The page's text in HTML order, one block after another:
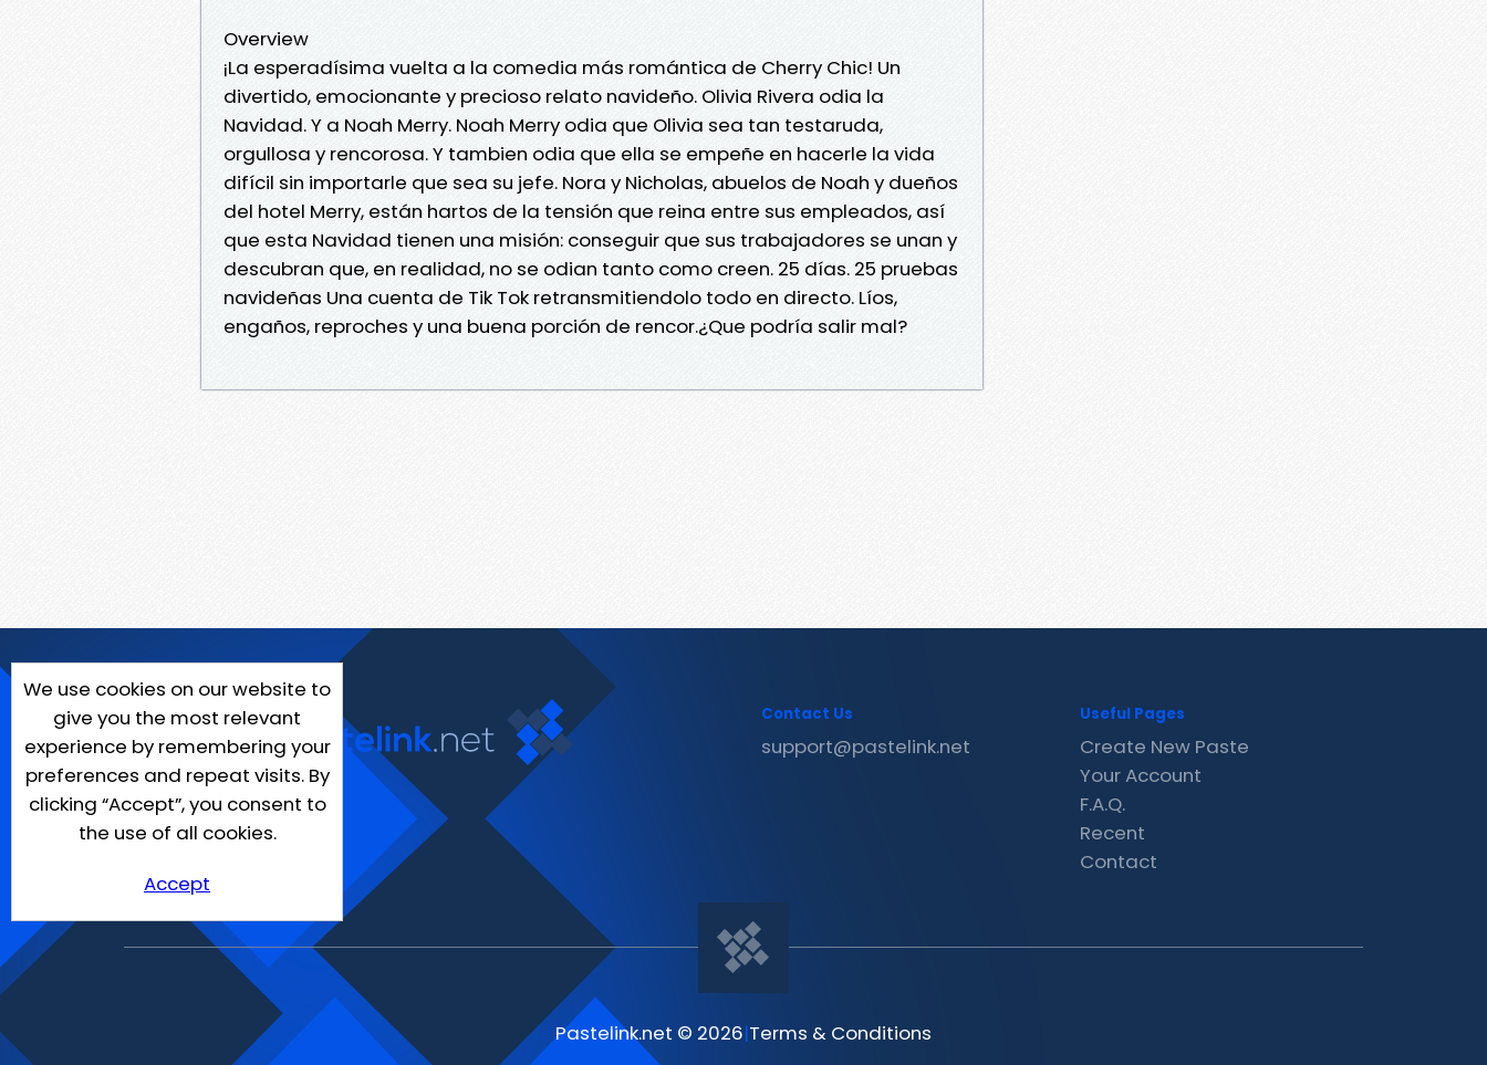
Overview
¡La esperadísima vuelta a la comedia más romántica de Cherry Chic! Un
divertido, emocionante y precioso relato navideño. Olivia Rivera odia la
Navidad. Y a Noah Merry. Noah Merry odia que Olivia sea tan testaruda,
orgullosa y rencorosa. Y tambien odia que ella se empeñe en hacerle la vida
difícil sin importarle que sea su jefe. Nora y Nicholas, abuelos de Noah y dueños
del hotel Merry, están hartos de la tensión que reina entre sus empleados, así
que esta Navidad tienen una misión: conseguir que sus trabajadores se unan y
descubran que, en realidad, no se odian tanto como creen. 25 días. 25 pruebas
navideñas Una cuenta de Tik Tok retransmitiendolo todo en directo. Líos,
engaños, reproches y una buena porción de rencor.¿Que podría salir mal?
We use cookies on our website to
give you the most relevant
experience by remembering your
preferences and repeat visits. By
clicking “Accept”, you consent to
the use of all cookies.
Accept
Contact Us
support@pastelink.net
Useful Pages
Create New Paste
Your Account
F.A.Q.
Recent
Contact
Pastelink.net © 2026|Terms & Conditions